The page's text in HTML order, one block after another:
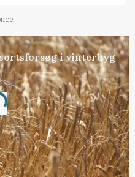
i vinterbyg